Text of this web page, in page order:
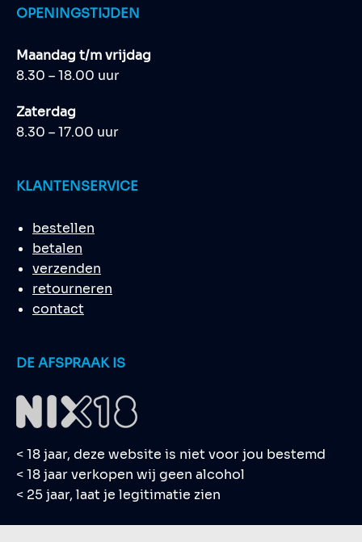
OPENINGSTIJDEN
Maandag t/m vrijdag
8.30 – 18.00 uur
Zaterdag
8.30 – 17.00 uur
KLANTENSERVICE
bestellen
betalen
verzenden
retourneren
contact
DE AFSPRAAK IS
< 18 jaar, deze website is niet voor jou bestemd
< 18 jaar verkopen wij geen alcohol
< 25 jaar, laat je legitimatie zien